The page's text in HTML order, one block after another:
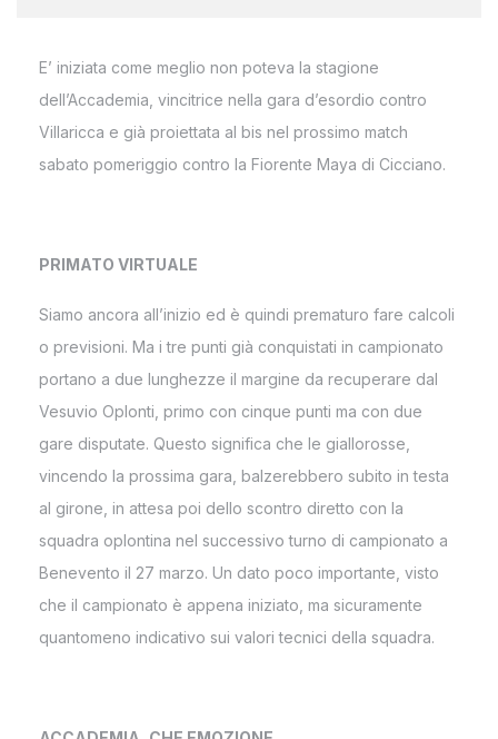
E’ iniziata come meglio non poteva la stagione
dell’Accademia, vincitrice nella gara d’esordio contro
Villaricca e già proiettata al bis nel prossimo match
sabato pomeriggio contro la Fiorente Maya di Cicciano.
PRIMATO VIRTUALE
Siamo ancora all’inizio ed è quindi prematuro fare calcoli
o previsioni. Ma i tre punti già conquistati in campionato
portano a due lunghezze il margine da recuperare dal
Vesuvio Oplonti, primo con cinque punti ma con due
gare disputate. Questo significa che le giallorosse,
vincendo la prossima gara, balzerebbero subito in testa
al girone, in attesa poi dello scontro diretto con la
squadra oplontina nel successivo turno di campionato a
Benevento il 27 marzo. Un dato poco importante, visto
che il campionato è appena iniziato, ma sicuramente
quantomeno indicativo sui valori tecnici della squadra.